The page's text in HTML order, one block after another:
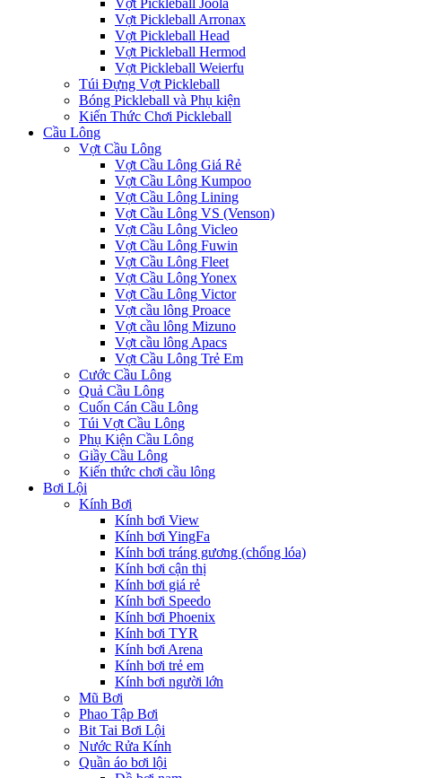
Vợt Pickleball Joola
Vợt Pickleball Arronax
Vợt Pickleball Head
Vợt Pickleball Hermod
Vợt Pickleball Weierfu
Túi Đựng Vợt Pickleball
Bóng Pickleball và Phụ kiện
Kiến Thức Chơi Pickleball
Cầu Lông
Vợt Cầu Lông
Vợt Cầu Lông Giá Rẻ
Vợt Cầu Lông Kumpoo
Vợt Cầu Lông Lining
Vợt Cầu Lông VS (Venson)
Vợt Cầu Lông Vicleo
Vợt Cầu Lông Fuwin
Vợt Cầu Lông Fleet
Vợt Cầu Lông Yonex
Vợt Cầu Lông Victor
Vợt cầu lông Proace
Vợt cầu lông Mizuno
Vợt cầu lông Apacs
Vợt Cầu Lông Trẻ Em
Cước Cầu Lông
Quả Cầu Lông
Cuốn Cán Cầu Lông
Túi Vợt Cầu Lông
Phụ Kiện Cầu Lông
Giầy Cầu Lông
Kiến thức chơi cầu lông
Bơi Lội
Kính Bơi
Kính bơi View
Kính bơi YingFa
Kính bơi tráng gương (chống lóa)
Kính bơi cận thị
Kính bơi giá rẻ
Kính bơi Speedo
Kính bơi Phoenix
Kính bơi TYR
Kính bơi Arena
Kính bơi trẻ em
Kính bơi người lớn
Mũ Bơi
Phao Tập Bơi
Bit Tai Bơi Lội
Nước Rửa Kính
Quần áo bơi lội